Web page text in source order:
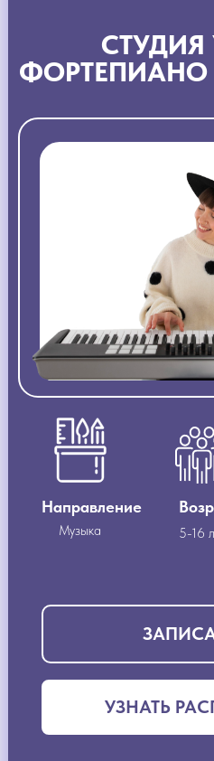
Направление
Музыка 5-16
УЗНАТЬ